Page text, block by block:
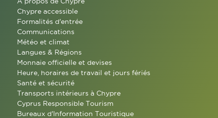
Chypre accessible
Formalités d'entrée
Communications
Météo et climat
Langues & Régions
Monnaie officielle et devises
Heure, horaires de travail et jours fériés
Santé et sécurité
Transports intérieurs à Chypre
Cyprus Responsible Tourism
Bureaux d'Information Touristique